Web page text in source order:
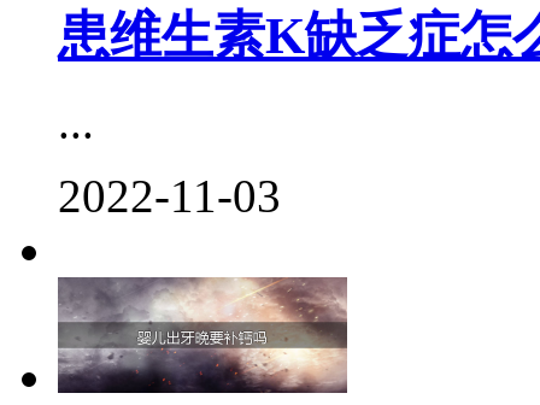
患维生素K缺乏症怎
...
2022-11-03